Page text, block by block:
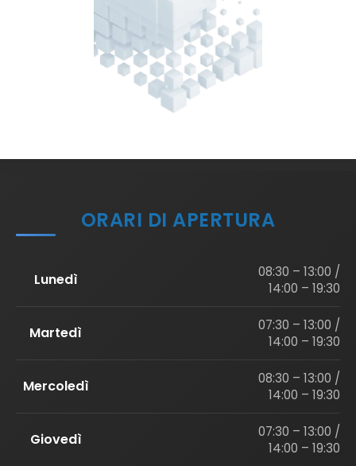
ORARI DI APERTURA
Lunedì
08:30 – 13:00 /
14:00 – 19:30
Martedì
07:30 – 13:00 /
14:00 – 19:30
Mercoledì
08:30 – 13:00 /
14:00 – 19:30
Giovedì
07:30 – 13:00 /
14:00 – 19:30